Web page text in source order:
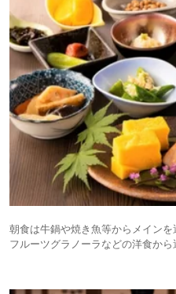
朝食は牛鍋や焼き魚等からメイン
フルーツグラノーラなどの洋食から